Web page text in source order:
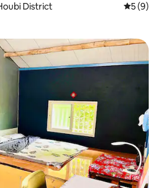
District
5 (9)